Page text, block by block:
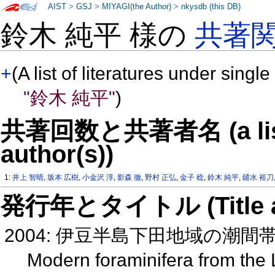
鈴木 純平 様の共著
+(A list of literatures under
"鈴木 純平")
共著回数と共著者名 (a
author(s))
1:井上 智晴,坂本 広樹,小金沢 淳,影森 徹,野村 正弘,金子 稔,鈴木 純平,鑓水 裕刀
発行年とタイトル
2004: 伊豆半島下田地域の潮間
Modern foraminifera from
AIST >GSJ > MIYAGI(the Author) >nkysdb (this DB)